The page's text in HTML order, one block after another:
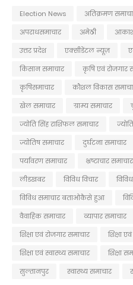
Election News अतिक्रमण
अपराधसमाचार
अमेठी
उत्तर प्रदेश
एक्सीडेंटल न्यूज़
किसान समाचार
कृषि एवं रोजगार
कृषिसमाचार
कौशल विकास
खेल समाचार
ग्राम्य समाचार
ज्योति सिंह राशिफल समाचार
ज्योतिष समाचार
दुर्घटना समाचार
पर्यावरण समाचार
भ्रष्टाचार समाचार
लीडखबर
विविध विचार
विविध समाचार बताओकैसे हुआ
वैवाहिक समाचार
व्यापार समाचार
शिक्षा एवं रोजगार समाचार
शिक्षा
शिक्षा एवं स्वास्थ्य समाचार
शिक्षा
सुल्तानपुर
स्वास्थ्य समाचार